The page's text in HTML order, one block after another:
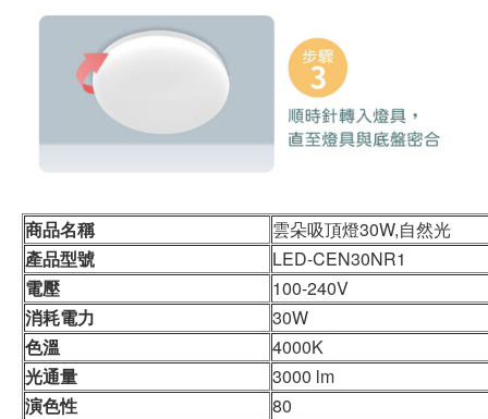
商品名稱
雲朵吸頂燈30W,自然光
產品型號
LED-CEN30NR1
電壓
100-240V
消耗電力
30W
色溫
4000K
光通量
3000 lm
演色性
80